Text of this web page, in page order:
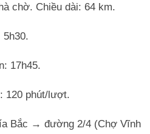
chờ. Chiều dài: 64 km.
17h45.
120 phút/lượt.
Bắc → đường 2/4 (Chợ Vĩnh